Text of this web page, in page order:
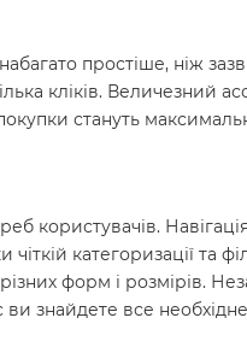
простіше, ніж
кліків. Величезний
стануть
категоризації та
форм і розмірів.
знайдете все